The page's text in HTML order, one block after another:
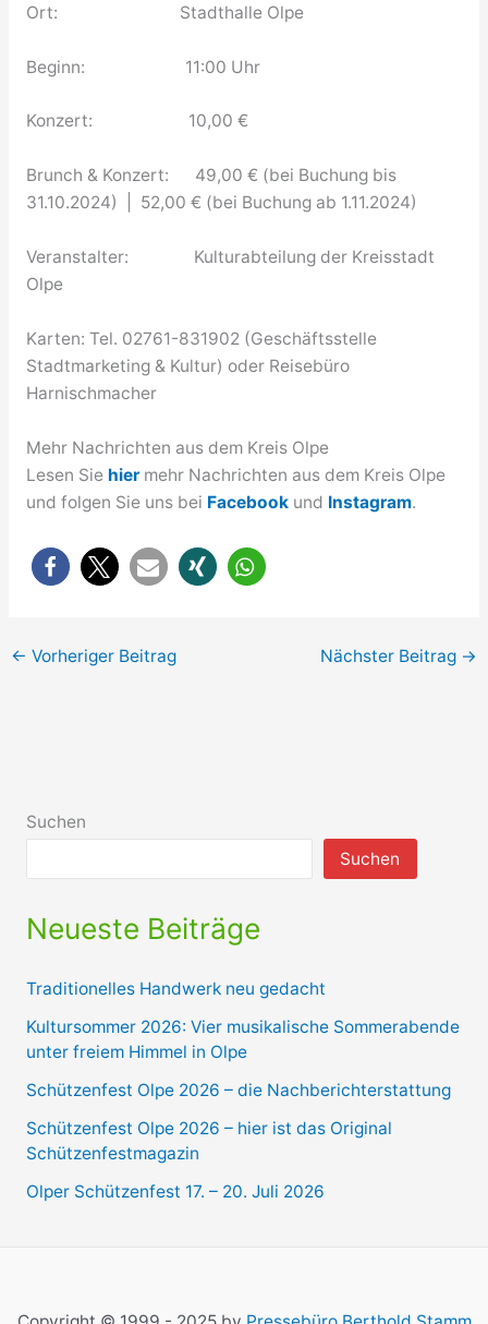
Ort: Stadthalle Olpe
Beginn: 11:00 Uhr
Konzert: 10,00 €
Brunch & Konzert: 49,00 € (bei Buchung bis
31.10.2024) | 52,00 € (bei Buchung ab 1.11.2024)
Veranstalter: Kulturabteilung der Kreisstadt
Olpe
Karten: Tel. 02761-831902 (Geschäftsstelle
Stadtmarketing & Kultur) oder Reisebüro
Harnischmacher
Mehr Nachrichten aus dem Kreis Olpe
Lesen Sie hiermehr Nachrichten aus dem Kreis Olpe
und folgen Sie uns bei Facebookund Instagram.
← Vorheriger Beitrag Nächster Beitrag →
Suchen
Suchen
Neueste Beiträge
Traditionelles Handwerk neu gedacht
Kultursommer 2026: Vier musikalische Sommerabende
unter freiem Himmel in Olpe
Schützenfest Olpe 2026 – die Nachberichterstattung
Schützenfest Olpe 2026 – hier ist das Original
Schützenfestmagazin
Olper Schützenfest 17. – 20. Juli 2026